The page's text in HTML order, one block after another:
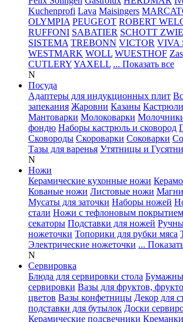
Kuchenprofi Lava Maisingers
OLYMPIA PEUGEOT ROBERT
RUFFONI SABATIER SCHOTT
SISTEMA TREBONN VICTOR VIVA
WESTMARK WOLL WUESTHOF
CUTLERYYAXELL ... Показать все
N
Посуда
Адаптеры для индукционных плит
запекания Жаровни Казаны Кастрюли
Мантоварки Молоковарки
фондю Наборы кастрюль и сковород
Сковороды Скороварки Соковарки
Тазы для варенья Утятницы и
N
Ножи
Керамические кухонные ножи
Кованые ножи Листовые ножи
Мусаты для заточки Наборы ножей
стали Ножи с тефлоновым покрытием
секаторы Подставки для ножей
ножеточки Топорики для рубки мяса
Электрические ножеточки ...
N
Сервировка
Блюда для сервировки стола
сервировки Вазы для фруктов,
цветов Вазы конфетницы Декор для
подставки для бутылок Доски
Керамические подсвечники Креманки